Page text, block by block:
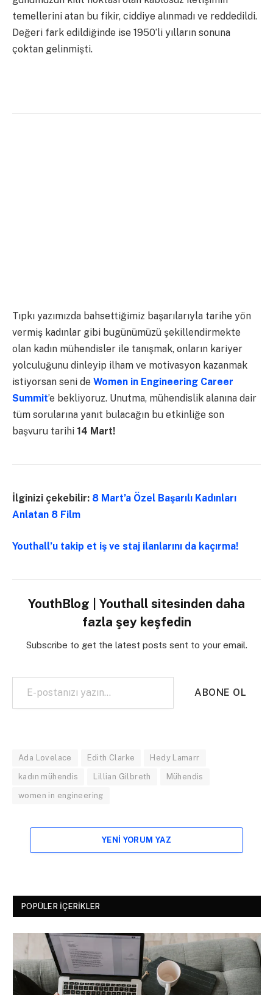
temellerini atan bu fikir, ciddiye alınmadı ve reddedildi.
Değeri fark edildiğinde ise 1950’li yılların sonuna
çoktan gelinmişti.
Tıpkı yazımızda bahsettiğimiz başarılarıyla tarihe yön
vermiş kadınlar gibi bugünümüzü şekillendirmekte
olan kadın mühendisler ile tanışmak, onların kariyer
yolculuğunu dinleyip ilham ve motivasyon kazanmak
istiyorsan seni de Women in Engineering Career
Summit’e bekliyoruz. Unutma, mühendislik alanına dair
tüm sorularına yanıt bulacağın bu etkinliğe son
başvuru tarihi 14 Mart!
İlginizi çekebilir: 8 Mart’a Özel Başarılı Kadınları
Anlatan 8 Film
Youthall’u takip et iş ve staj ilanlarını da kaçırma!
YouthBlog | Youthall sitesinden daha
fazla şey keşfedin
Subscribe to get the latest posts sent to your email.
E-postanızı yazın…
ABONE OL
Ada Lovelace Edith Clarke Hedy Lamarr
kadın mühendis Lillian Gilbreth Mühendis
women in engineering
YENI YORUM YAZ
POPÜLER İÇERIKLER